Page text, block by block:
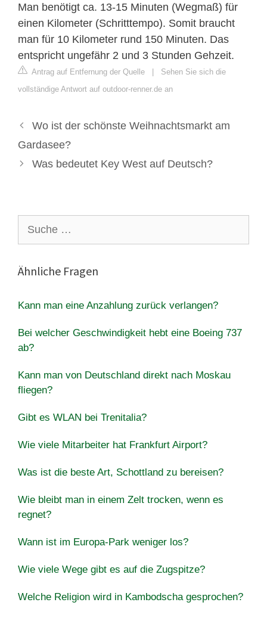
Man benötigt ca. 13-15 Minuten (Wegmaß) für
einen Kilometer (Schritttempo). Somit braucht
man für 10 Kilometer rund 150 Minuten. Das
entspricht ungefähr 2 und 3 Stunden Gehzeit.
Antrag auf Entfernung der Quelle | Sehen Sie sich die
vollständige Antwort auf outdoor-renner.de an
Wo ist der schönste Weihnachtsmarkt am
Gardasee?
Was bedeutet Key West auf Deutsch?
nach:
Ähnliche Fragen
Kann man eine Anzahlung zurück verlangen?
Bei welcher Geschwindigkeit hebt eine Boeing 737
ab?
Kann man von Deutschland direkt nach Moskau
fliegen?
Gibt es WLAN bei Trenitalia?
Wie viele Mitarbeiter hat Frankfurt Airport?
Was ist die beste Art, Schottland zu bereisen?
Wie bleibt man in einem Zelt trocken, wenn es
regnet?
Wann ist im Europa-Park weniger los?
Wie viele Wege gibt es auf die Zugspitze?
Welche Religion wird in Kambodscha gesprochen?